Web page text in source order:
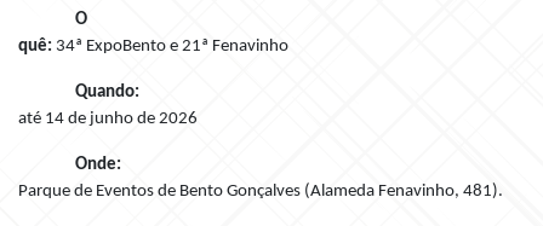
O
quê: 34ª ExpoBento e 21ª Fenavinho
Quando:
até 14 de junho de 2026
Onde:
Parque de Eventos de Bento Gonçalves (Alameda Fenavinho, 481).